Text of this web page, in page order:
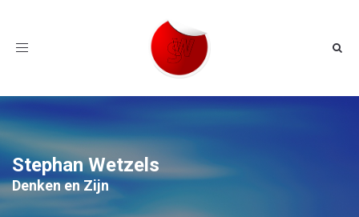
Toggle
Stephan Wetzels
Denken en Zijn